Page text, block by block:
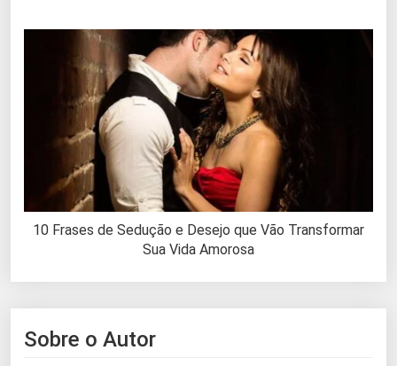
10 Frases de Sedução e Desejo que Vão Transformar
Sua Vida Amorosa
Sobre o Autor